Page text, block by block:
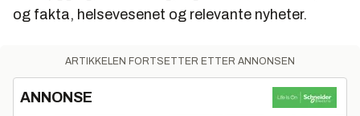
og fakta, helsevesenet og relevante nyheter.
ARTIKKELEN FORTSETTER ETTER ANNONSEN
ANNONSE